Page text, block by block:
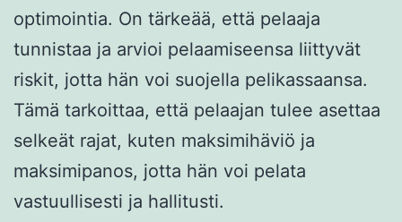
optimointia. On tärkeää, että pelaaja
tunnistaa ja arvioi pelaamiseensa liittyvät
riskit, jotta hän voi suojella pelikassaansa.
Tämä tarkoittaa, että pelaajan tulee asettaa
selkeät rajat, kuten maksimihäviö ja
maksimipanos, jotta hän voi pelata
vastuullisesti ja hallitusti.